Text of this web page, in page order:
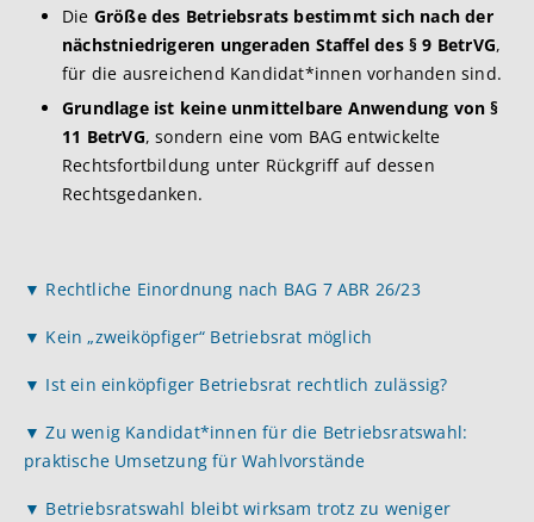
Die Größe des Betriebsrats bestimmt sich nach der
nächstniedrigeren ungeraden Staffel des § 9 BetrVG,
für die ausreichend Kandidat*innen vorhanden sind.
Grundlage ist keine unmittelbare Anwendung von §
11 BetrVG, sondern eine vom BAG entwickelte
Rechtsfortbildung unter Rückgriff auf dessen
Rechtsgedanken.
▼ Rechtliche Einordnung nach BAG 7 ABR 26/23
▼ Kein „zweiköpfiger“ Betriebsrat möglich
▼ Ist ein einköpfiger Betriebsrat rechtlich zulässig?
▼ Zu wenig Kandidat*innen für die Betriebsratswahl:
praktische Umsetzung für Wahlvorstände
▼ Betriebsratswahl bleibt wirksam trotz zu weniger